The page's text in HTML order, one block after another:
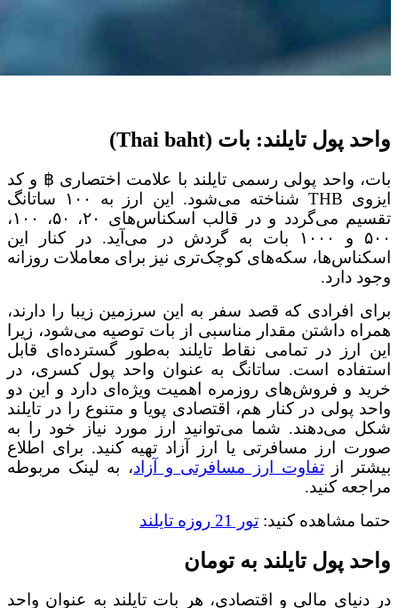
واحد پول تایلند: بات (Thai baht)
بات، واحد پولی رسمی تایلند با علامت اختصاری ฿ و کد
ایزوی THB شناخته می‌شود. این ارز به ۱۰۰ ساتانگ
تقسیم می‌گردد و در قالب اسکناس‌های ۲۰، ۵۰، ۱۰۰،
۵۰۰ و ۱۰۰۰ بات به گردش در می‌آید. در کنار این
اسکناس‌ها، سکه‌های کوچک‌تری نیز برای معاملات روزانه
وجود دارد.
برای افرادی که قصد سفر به این سرزمین زیبا را دارند،
همراه داشتن مقدار مناسبی از بات توصیه می‌شود، زیرا
این ارز در تمامی نقاط تایلند به‌طور گسترده‌ای قابل
استفاده است. ساتانگ به عنوان واحد پول کسری، در
خرید و فروش‌های روزمره اهمیت ویژه‌ای دارد و این دو
واحد پولی در کنار هم، اقتصادی پویا و متنوع را در تایلند
شکل می‌دهند. شما می‌توانید ارز مورد نیاز خود را به
صورت ارز مسافرتی یا ارز آزاد تهیه کنید. برای اطلاع
بیشتر ازتفاوت ارز مسافرتی و آزاد، به لینک مربوطه
مراجعه کنید.
حتما مشاهده کنید: تور 21 روزه تایلند
واحد پول تایلند به تومان
در دنیای مالی و اقتصادی، هر بات تایلند به عنوان واحد